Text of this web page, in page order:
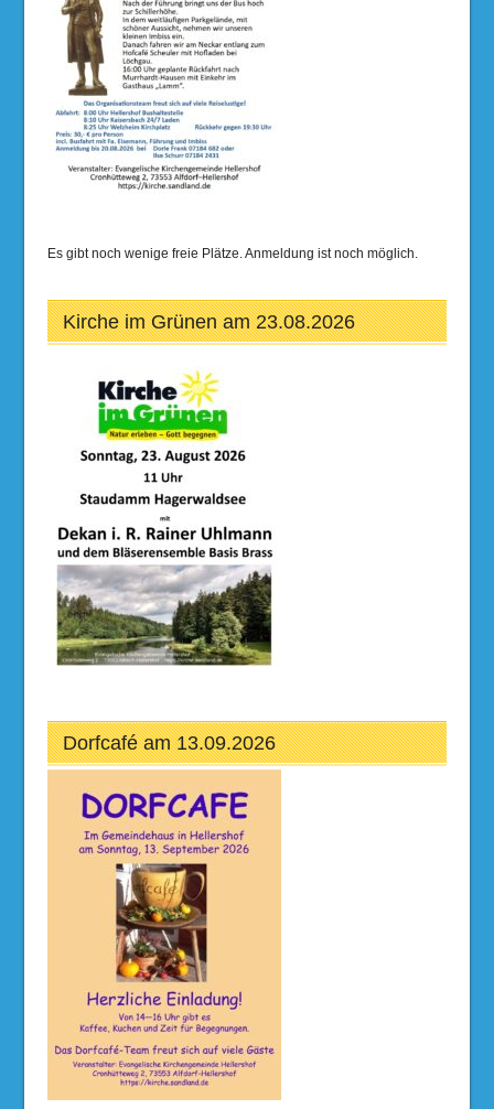
Es gibt noch wenige freie Plätze. Anmeldung ist noch möglich.
Kirche im Grünen am 23.08.2026
Dorfcafé am 13.09.2026